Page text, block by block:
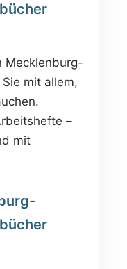
Mecklenburg-
mit allem,
–
mit